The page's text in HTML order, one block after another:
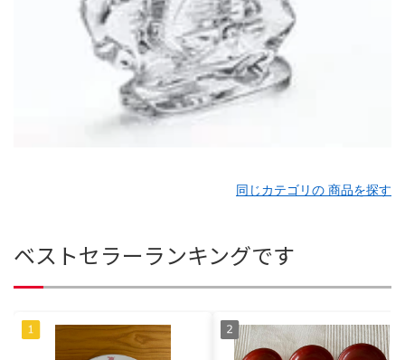
同じカテゴリの 商品を探す
ベストセラーランキングです